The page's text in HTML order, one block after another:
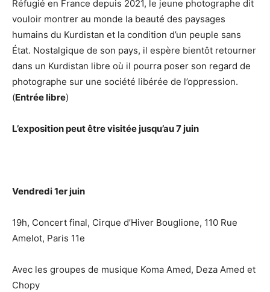
Réfugié en France depuis 2021, le jeune photographe dit
vouloir montrer au monde la beauté des paysages
humains du Kurdistan et la condition d’un peuple sans
État. Nostalgique de son pays, il espère bientôt retourner
dans un Kurdistan libre où il pourra poser son regard de
photographe sur une société libérée de l’oppression.
(Entrée libre)
L’exposition peut être visitée jusqu’au 7 juin
Vendredi 1er juin
19h, Concert final, Cirque d’Hiver Bouglione, 110 Rue
Amelot, Paris 11e
Avec les groupes de musique Koma Amed, Deza Amed et
Chopy